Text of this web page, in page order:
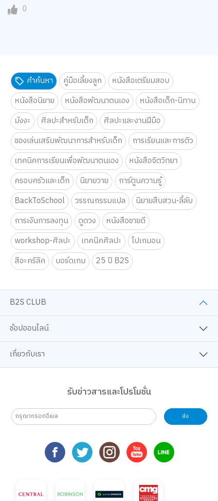
0
คำค้นหา คู่มือเลี้ยงลูก
หนังสือเตรียมสอบ
หนังสือนิยาย
หนังสือพัฒนาตนเอง
หนังสือเด็ก-นิทาน
มังงะ
ศิลปะสำหรับเด็ก
ศิลปะและงานฝีมือ
ของเล่นเสริมพัฒนาการสำหรับเด็ก
การเรียนและการติว
เทคนิคการเรียนเพื่อพัฒนาตนเอง
หนังสือจิตวิทยา
ครอบครัวและเด็ก
นิยายวาย
การ์ตูนความรู้
BackToSchool
วรรณกรรมแปล
นิยายสืบสวน-ลี้ลับ
การเงินการลงทุน
ดูดวง
หนังสือขายดี
workshop-ศิลปะ
เทคนิคศิลปะ
โปเกมอน
สีอะคริลิค
บอร์ดเกม 25 ปี B2S
B2S CLUB
ช้อปออนไลน์
เกี่ยวกับเรา
รับข่าวสารและโปรโมชั่น
ส่ง